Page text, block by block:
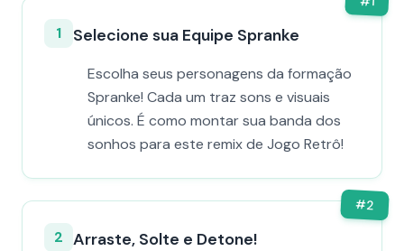
1 Selecione sua Equipe Spranke
Escolha seus personagens da formação
Spranke! Cada um traz sons e visuais
únicos. É como montar sua banda dos
sonhos para este remix de Jogo Retrô!
#2
2 Arraste, Solte e Detone!